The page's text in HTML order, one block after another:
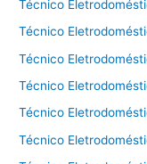
Técnico
Técnico
Técnico
Técnico
Técnico
Técnico